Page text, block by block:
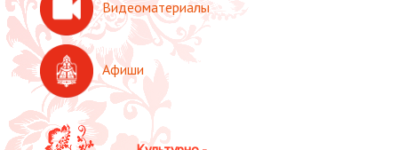
Видеоматериалы
Афиши